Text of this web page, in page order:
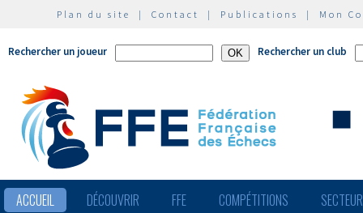
Plan du site | Contact | Publications | Mon
Rechercher un joueur Rechercher un club
ACCUEIL DÉCOUVRIR FFE COMPÉTITIONS